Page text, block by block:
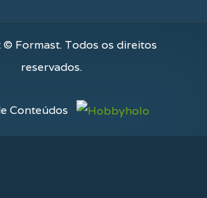
Formast. Todos os direitos
reservados.
Conteúdos